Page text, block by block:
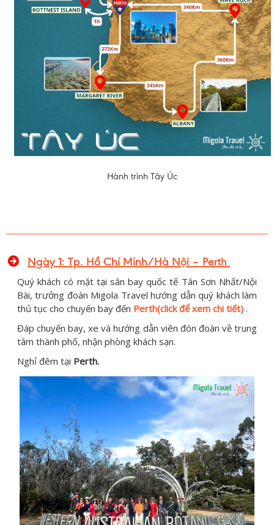
Hành trình Tây Úc
Ngày 1: Tp. Hồ Chí Minh/Hà Nội – Perth
Quý khách có mặt tại sân bay quốc tế Tân Sơn Nhất/Nội
Bài, trưởng đoàn Migola Travel hướng dẫn quý khách làm
thủ tục cho chuyến bay đến Perth(click để xem chi tiết) .
Đáp chuyến bay, xe và hướng dẫn viên đón đoàn về trung
tâm thành phố, nhận phòng khách sạn.
Nghỉ đêm tại Perth.